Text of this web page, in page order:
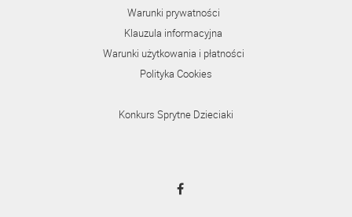
Warunki prywatności
Klauzula informacyjna
Warunki użytkowania i płatności
Polityka Cookies
Konkurs Sprytne Dzieciaki